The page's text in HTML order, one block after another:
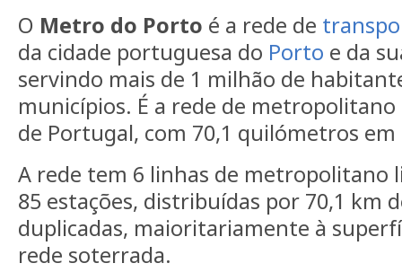
O Metro do Porto é a rede de
da cidade portuguesa do Porto e da
servindo mais de 1 milhão de
municípios. É a rede de
de Portugal, com 70,1 quilómetros em
A rede tem 6 linhas de metropolitano
85 estações, distribuídas por 70,1 km
duplicadas, maioritariamente à
rede soterrada.